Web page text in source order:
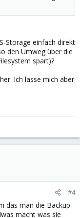
Storage einfach direkt
den Umweg über die
spart)?
Ich lasse mich aber
#4
das man die Backup
macht was sie